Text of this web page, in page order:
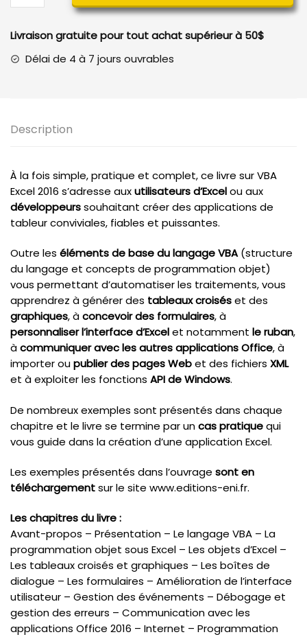
VBA
2016
Programmer
Livraison gratuite pour tout achat supérieur à 50$
Délai de 4 à 7 jours ouvrables
Description
À la fois simple, pratique et complet, ce livre sur VBA
Excel 2016 s’adresse auxutilisateurs d’Excelou aux
développeurssouhaitant créer des applications de
tableur conviviales, fiables et puissantes.
Outre les éléments de base du langage VBA(structure
du langage et concepts de programmation objet)
vous permettant d’automatiser les traitements, vous
apprendrez à générer des tableaux croiséset des
graphiques, àconcevoir des formulaires, à
personnaliser l’interface d’Excelet notamment le ruban,
àcommuniquer avec les autres applications Office, à
importer oupublier des pages Webet des fichiers XML
et à exploiter les fonctions API de Windows.
De nombreux exemples sont présentés dans chaque
chapitre et le livre se termine par uncas pratiquequi
vous guide dans la création d’une application Excel.
Les exemples présentés dans l’ouvrage sont en
téléchargementsur le site www.editions-eni.fr.
Les chapitres du livre :
Avant-propos – Présentation – Le langage VBA – La
programmation objet sous Excel – Les objets d’Excel –
Les tableaux croisés et graphiques – Les boîtes de
dialogue – Les formulaires – Amélioration de l’interface
utilisateur – Gestion des événements – Débogage et
gestion des erreurs – Communication avec les
applications Office 2016 – Internet – Programmation